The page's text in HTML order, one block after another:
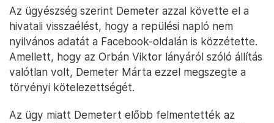
Az ügyészség szerint Demeter azzal követte el a
hivatali visszaélést, hogy a repülési napló nem
nyilvános adatát a Facebook-oldalán is közzétette.
Amellett, hogy az Orbán Viktor lányáról szóló állítás
valótlan volt, Demeter Márta ezzel megszegte a
törvényi kötelezettségét.
Az ügy miatt Demetert előbb felmentették az